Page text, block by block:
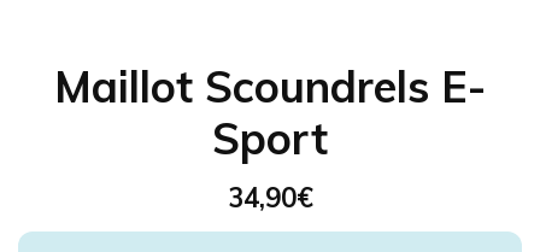
Maillot Scoundrels E-
Sport
34,90€